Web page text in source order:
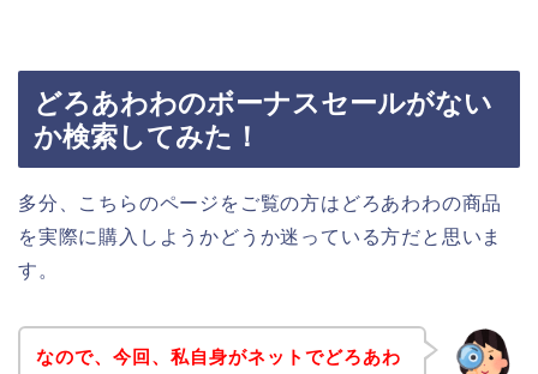
どろあわわのボーナスセールがない
か検索してみた！
多分、こちらのページをご覧の方はどろあわわの商品
を実際に購入しようかどうか迷っている方だと思いま
す。
なので、今回、私自身がネットでどろあわ